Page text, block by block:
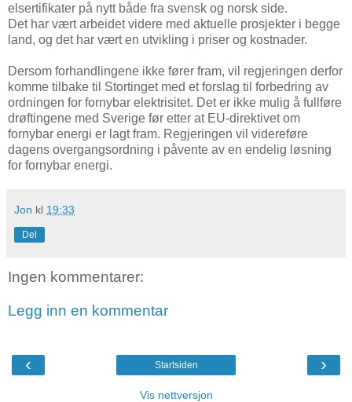
elsertifikater på nytt både fra svensk og norsk side.
Det har vært arbeidet videre med aktuelle prosjekter i begge
land, og det har vært en utvikling i priser og kostnader.
Dersom forhandlingene ikke fører fram, vil regjeringen derfor
komme tilbake til Stortinget med et forslag til forbedring av
ordningen for fornybar elektrisitet. Det er ikke mulig å fullføre
drøftingene med Sverige før etter at EU-direktivet om
fornybar energi er lagt fram. Regjeringen vil videreføre
dagens overgangsordning i påvente av en endelig løsning
for fornybar energi.
Jon kl 19:33
Del
Ingen kommentarer:
Legg inn en kommentar
‹ ›
Startsiden
Vis nettversjon